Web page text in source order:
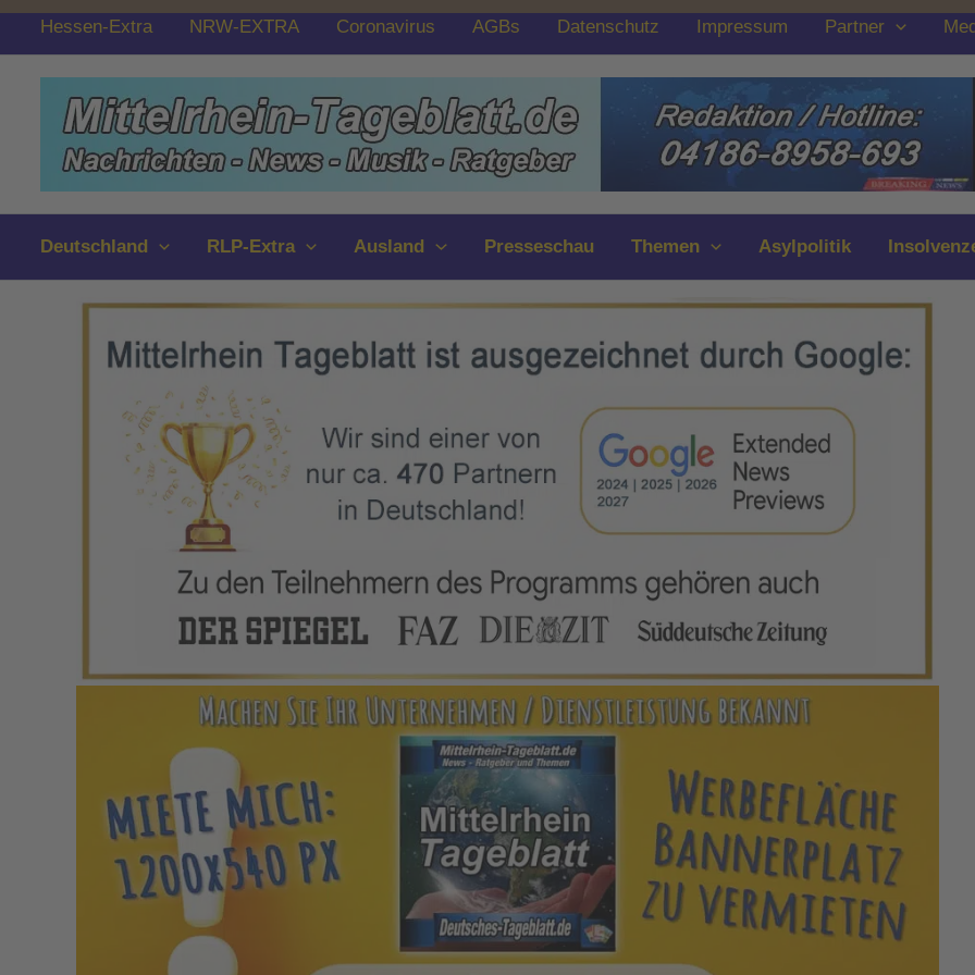
Zum
springen
Hessen-Extra NRW-EXTRA Coronavirus AGBs Datenschutz Impressum Partner
Deutschland RLP-Extra Ausland Presseschau Themen Asylpolitik